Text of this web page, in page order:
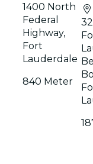
1400 North
Federal
Highway,
Fort
Lauderdale
840 Meter